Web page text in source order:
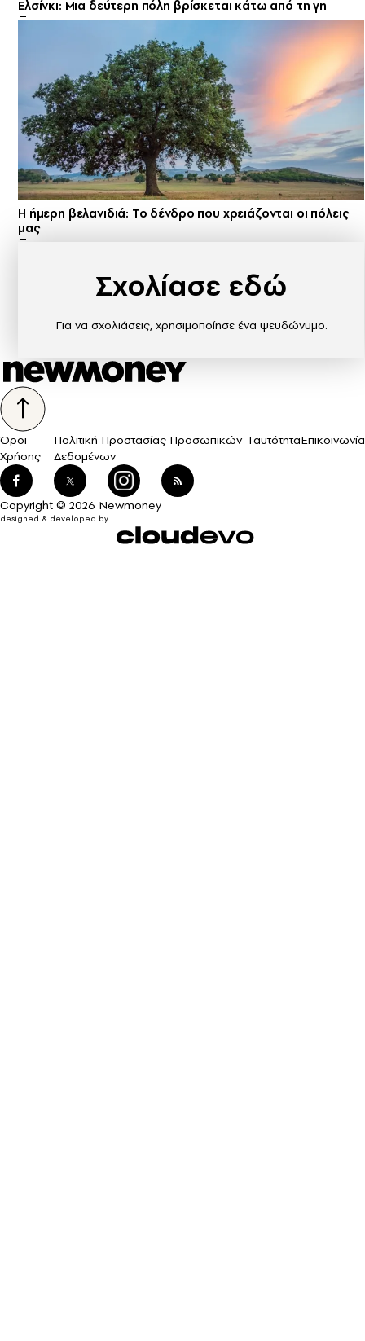
Ελσίνκι: Mια δεύτερη πόλη βρίσκεται κάτω από τη γη
Η ήμερη βελανιδιά: Το δένδρο που χρειάζονται οι πόλεις
μας
Σχολίασε εδώ
Για να σχολιάσεις, χρησιμοποίησε ένα ψευδώνυμο.
Όροι
Χρήσης
Πολιτική Προστασίας Προσωπικών
Δεδομένων
ΤαυτότηταΕπικοινωνία
Copyright © 2026 Newmoney
designed & developed by